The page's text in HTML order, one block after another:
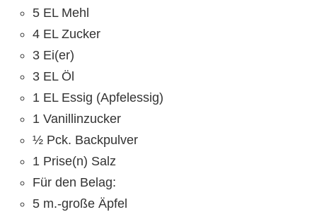
5 EL Mehl
4 EL Zucker
3 Ei(er)
3 EL Öl
1 EL Essig (Apfelessig)
1 Vanillinzucker
½ Pck. Backpulver
1 Prise(n) Salz
Für den Belag:
5 m.-große Äpfel